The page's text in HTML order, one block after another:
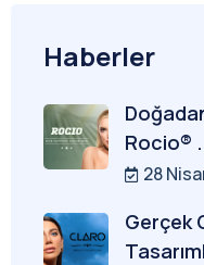
Haberler
Rocio®
28
Gerçek